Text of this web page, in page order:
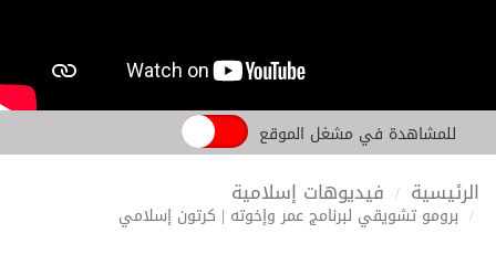
للمشاهدة في مشغل الموقع
الرئيسية فيديوهات إسلامية
برومو تشويقي لبرنامج عمر وإخوته | كرتون إسلامي